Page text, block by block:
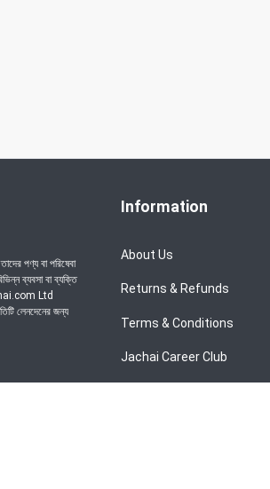
পণ্য বা পরিষেবা
ব্যবসা বা ব্যক্তি
Ltd
লেনদেনের জন্য
Information
About Us
Returns & Refunds
Terms & Conditions
Jachai Career Club